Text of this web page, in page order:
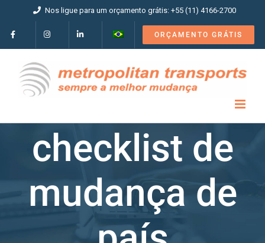
conteúdo
Nos ligue para um orçamento grátis: +55 (11) 4166-2700
ORÇAMENTO GRÁTIS
checklist de
mudança de